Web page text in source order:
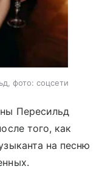
фото: соцсети
Пересильд
того, как
на песню